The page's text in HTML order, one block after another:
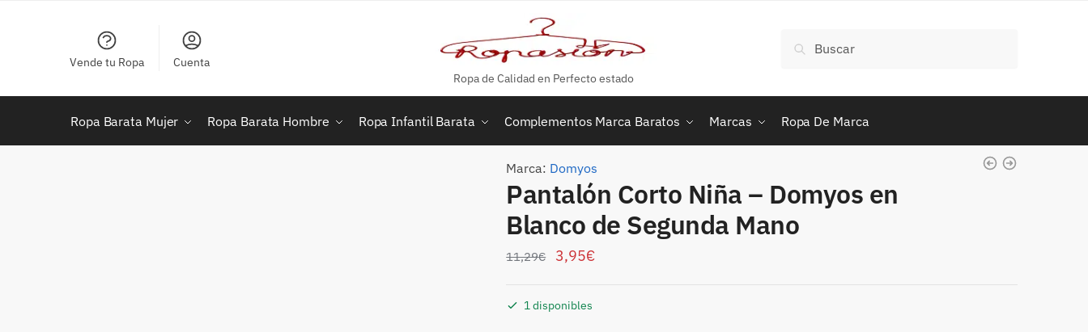
Ropa de Calidad en Perfecto estado
por:
Buscar
Vende tu Ropa Cuenta
Ropa Barata Mujer Ropa Barata Hombre Ropa Infantil Barata Complementos Marca Baratos Marcas Ropa De Marca
Marca: Domyos
Pantalón Corto Niña – Domyos en
Blanco de Segunda Mano
11,29€ 3,95€
1 disponibles